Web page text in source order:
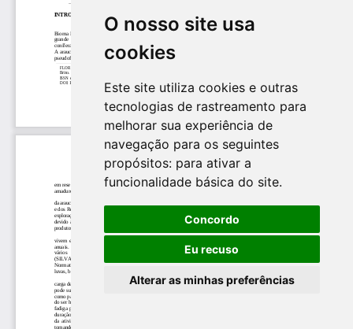
O nosso site usa
cookies
Este site utiliza cookies e outras
tecnologias de rastreamento para
melhorar sua experiência de
navegação para os seguintes
propósitos: para ativar a
funcionalidade básica do site.
Concordo
Eu recuso
Alterar as minhas preferências